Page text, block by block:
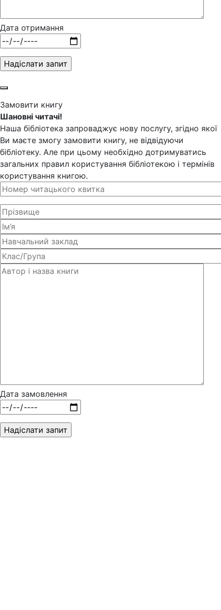
Дата отримання
Замовити книгу
Шановні читачі!
Наша бібліотека запроваджує нову послугу, згідно якої
Ви маєте змогу замовити книгу, не відвідуючи
бібліотеку. Але при цьому необхідно дотримуватись
загальних правил користування бібліотекою і термінів
користування книгою.
Дата замовлення